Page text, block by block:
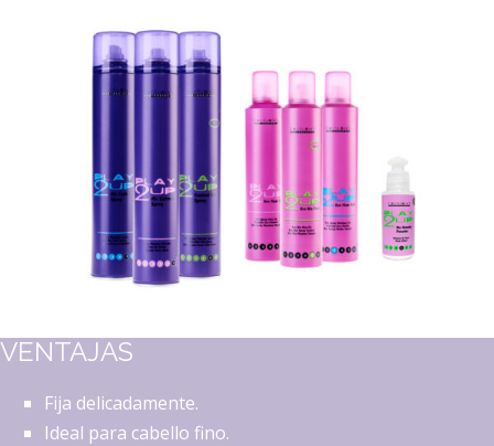
VENTAJAS
Fija delicadamente.
Ideal para cabello fino.